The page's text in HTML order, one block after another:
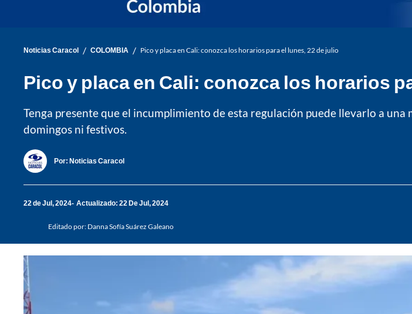
Noticias Caracol / COLOMBIA / Pico y placa en Cali: conozca los horarios para el lunes, 22 de julio
Pico y placa en Cali: conozca los horarios
Tenga presente que el incumplimiento de esta regulación puede llevarlo a una
domingos ni festivos.
Por: Noticias Caracol
22 de Jul, 2024 Actualizado: 22 De Jul, 2024
Editado por: Danna Sofía Suárez Galeano